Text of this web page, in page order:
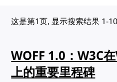
这是第1页, 显示搜索结果 1-10
WOFF 1.0：W3C
上的重要里程碑